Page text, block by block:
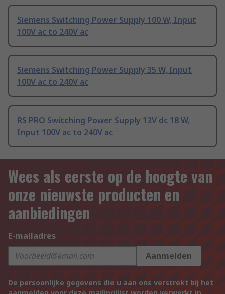
Siemens Switching Power Supply 100 W, Input
100V ac to 240V ac
Siemens Switching Power Supply 35 W, Input
100V ac to 240V ac
RS PRO Switching Power Supply 12V dc 18 W,
Input 100V ac to 240V ac
Wees als eerste op de hoogte van
onze nieuwste producten en
aanbiedingen
E-mailadres
Aanmelden
De persoonlijke gegevens die u aan ons verstrekt bij het